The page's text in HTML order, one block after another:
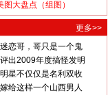
大盘点（组图）
更多>>
恋哥，哥只是一个鬼
出2009年度搞怪发明
星不仅仅是名利双收
给这样一个山西男人